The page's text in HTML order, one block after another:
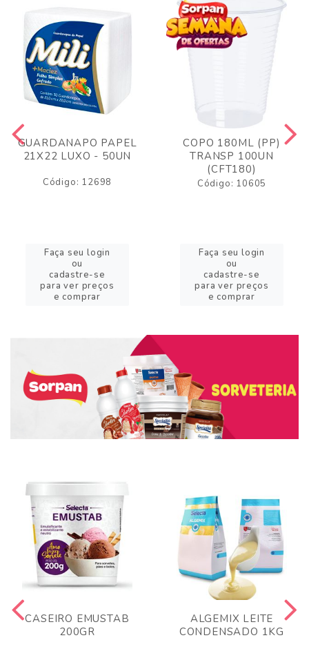
GUARDANAPO PAPEL
21X22 LUXO - 50UN
Código: 12698
Faça seu login
ou
cadastre-se
para ver preços
e comprar
COPO 180ML (PP)
TRANSP 100UN
(CFT180)
Código: 10605
Faça seu login
ou
cadastre-se
para ver preços
e comprar
CASEIRO EMUSTAB
200GR
ALGEMIX LEITE
CONDENSADO 1KG